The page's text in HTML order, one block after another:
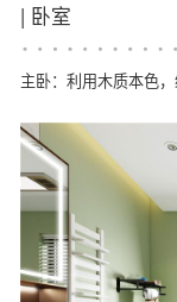
| 卧室
主卧：利用木质本色